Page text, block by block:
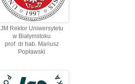
JM Rektor Uniwersytetu
w Białymstoku
prof. dr hab. Mariusz
Popławski